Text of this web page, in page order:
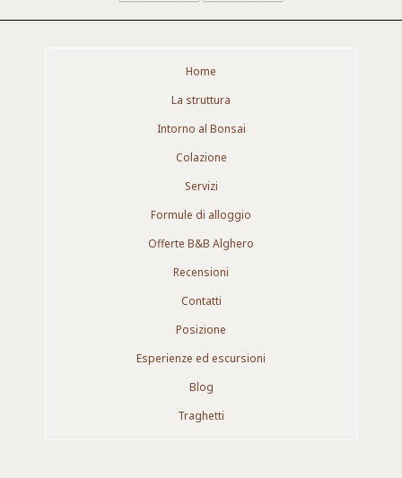
Home
La struttura
Intorno al Bonsai
Colazione
Servizi
Formule di alloggio
Offerte B&B Alghero
Recensioni
Contatti
Posizione
Esperienze ed escursioni
Blog
Traghetti